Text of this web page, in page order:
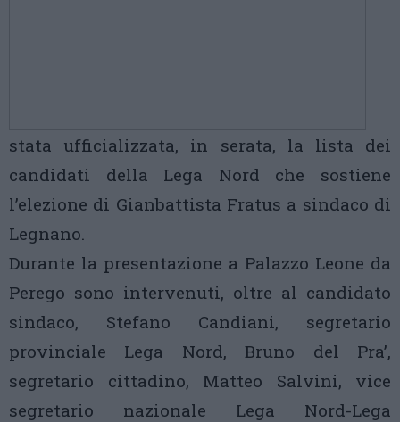
stata ufficializzata, in serata, la lista dei
candidati della Lega Nord che sostiene
l’elezione di Gianbattista Fratus a sindaco di
Legnano.
Durante la presentazione a Palazzo Leone da
Perego sono intervenuti, oltre al candidato
sindaco, Stefano Candiani, segretario
provinciale Lega Nord, Bruno del Pra’,
segretario cittadino, Matteo Salvini, vice
segretario nazionale Lega Nord-Lega